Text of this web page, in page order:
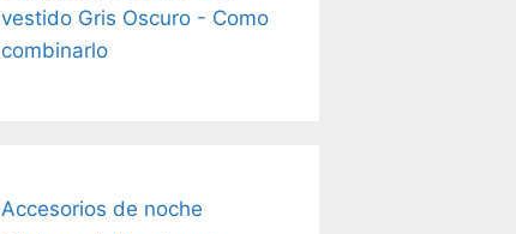
vestido Gris Oscuro - Como
combinarlo
Accesorios de noche